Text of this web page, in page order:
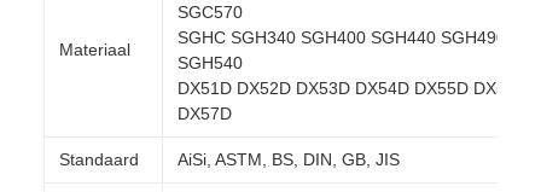
Materiaal
SGC570
SGHC SGH340 SGH400 SGH440 SGH490
SGH540
DX51D DX52D DX53D DX54D DX55D DX56D
DX57D
Standaard AiSi, ASTM, BS, DIN, GB, JIS